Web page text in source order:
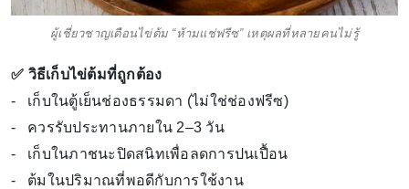
ผู้เชี่ยวชาญเตือนไข่ต้ม “ห้ามแช่ฟรีซ” เหตุผลที่หลายคนไม่รู้
✅ วิธีเก็บไข่ต้มที่ถูกต้อง
- เก็บในตู้เย็นช่องธรรมดา (ไม่ใช่ช่องฟรีซ)
- ควรรับประทานภายใน 2–3 วัน
- เก็บในภาชนะปิดสนิทเพื่อลดการปนเปื้อน
- ต้มในปริมาณที่พอดีกับการใช้งาน